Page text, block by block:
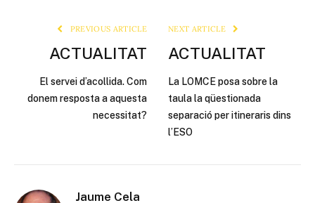
PREVIOUS ARTICLE
ACTUALITAT
El servei d’acollida. Com
donem resposta a aquesta
necessitat?
NEXT ARTICLE
ACTUALITAT
La LOMCE posa sobre la
taula la qüestionada
separació per itineraris dins
l’ESO
Jaume Cela